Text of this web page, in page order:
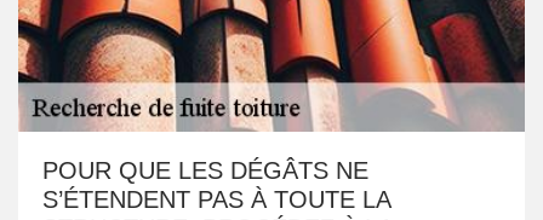
POUR QUE LES DÉGÂTS NE
S’ÉTENDENT PAS À TOUTE LA